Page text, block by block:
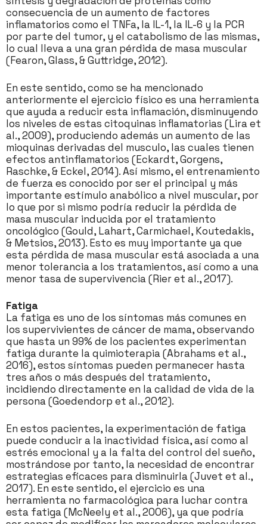
consecuencia de un aumento de factores
inflamatorios como el TNFa, la IL-1, la IL-6 y la PCR
por parte del tumor, y el catabolismo de las mismas,
lo cual lleva a una gran pérdida de masa muscular
(Fearon, Glass, & Guttridge, 2012).
En este sentido, como se ha mencionado
anteriormente el ejercicio físico es una herramienta
que ayuda a reducir esta inflamación, disminuyendo
los niveles de estas citoquinas inflamatorias (Lira et
al., 2009), produciendo además un aumento de las
mioquinas derivadas del musculo, las cuales tienen
efectos antinflamatorios (Eckardt, Gorgens,
Raschke, & Eckel, 2014). Así mismo, el entrenamiento
de fuerza es conocido por ser el principal y más
importante estímulo anabólico a nivel muscular, por
lo que por si mismo podría reducir la pérdida de
masa muscular inducida por el tratamiento
oncológico (Gould, Lahart, Carmichael, Koutedakis,
& Metsios, 2013). Esto es muy importante ya que
esta pérdida de masa muscular está asociada a una
menor tolerancia a los tratamientos, así como a una
menor tasa de supervivencia (Rier et al., 2017).
Fatiga
La fatiga es uno de los síntomas más comunes en
los supervivientes de cáncer de mama, observando
que hasta un 99% de los pacientes experimentan
fatiga durante la quimioterapia (Abrahams et al.,
2016), estos síntomas pueden permanecer hasta
tres años o más después del tratamiento,
incidiendo directamente en la calidad de vida de la
persona (Goedendorp et al., 2012).
En estos pacientes, la experimentación de fatiga
puede conducir a la inactividad física, así como al
estrés emocional y a la falta del control del sueño,
mostrándose por tanto, la necesidad de encontrar
estrategias eficaces para disminuirla (Juvet et al.,
2017). En este sentido, el ejercicio es una
herramienta no farmacológica para luchar contra
esta fatiga (McNeely et al., 2006), ya que podría